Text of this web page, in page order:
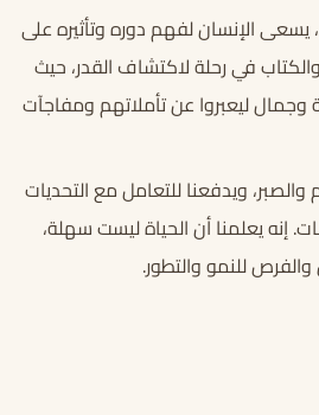
الإنسان لفهم دوره وتأثيره على
في رحلة لاكتشاف القدر، حيث
ليعبروا عن تأملاتهم ومفاجآت
والصبر، ويدفعنا للتعامل مع التحديات
إنه يعلمنا أن الحياة ليست سهلة،
للنمو والتطور.